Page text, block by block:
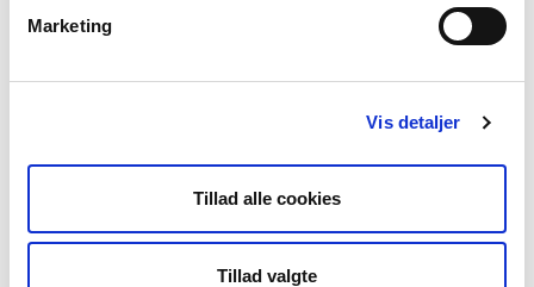
Marketing
Vis detaljer
Tillad alle cookies
Tillad valgte
DIREKTIV 2007/60/EF af 23. oktober 2007
Download PDF her